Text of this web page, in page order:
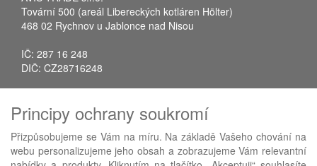
Tovární 500 (areál Libereckých kotláren Hölter)
468 02 Rychnov u Jablonce nad Nisou
IČ: 287 16 248
DIČ: CZ28716248
Fax: +420 483 034 590
E-mail:
info@avistrade.cz
Web:www.avistrade.cz
Principy ochrany soukromí
Přizpůsobujeme se Vám na míru. Na základě Vašeho chování na
webu personalizujeme jeho obsah a zobrazujeme Vám relevantní